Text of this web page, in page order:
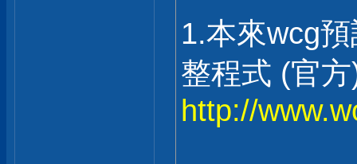
1.本來wcg
整程式 (官
http://